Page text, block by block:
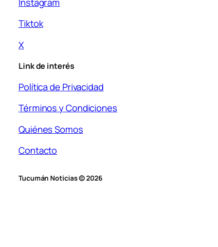
Tiktok
X
Link de interés
Política de Privacidad
Términos y Condiciones
Quiénes Somos
Contacto
Tucumán Noticias © 2026